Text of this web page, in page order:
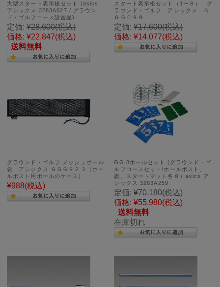
大型スタート表示板セット (asics
アシックス 3283A027 / グラウン
ド・ゴルフコース設営品)
定価: ¥28,600(税込)
価格: ¥22,847(税込)
送料無料
スタート表示板セット（1〜８） グ
ラウンド・ゴルフ アシックス Ｇ
ＧＧ０９９
定価: ¥17,600(税込)
価格: ¥14,077(税込)
グラウンド・ゴルフ メッシュポール
袋 アシックス ＧＧＧ９２３（ホー
ルポスト用ポールのケース）
¥988(税込)
GG 8ホールセット (グラウンド・ゴ
ルフコースセット/ホールポスト、
旗、スタートマット各８）asics ア
シックス 3283A259
定価: ¥70,180(税込)
価格: ¥55,980(税込)
送料無料
在庫切れ